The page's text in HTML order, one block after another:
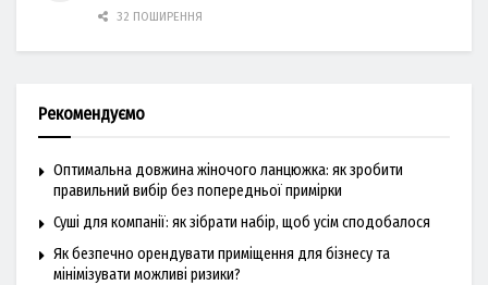
32 ПОШИРЕННЯ
Рекомендуємо
Оптимальна довжина жіночого ланцюжка: як зробити
правильний вибір без попередньої примірки
Суші для компанії: як зібрати набір, щоб усім сподобалося
Як безпечно орендувати приміщення для бізнесу та
мінімізувати можливі ризики?